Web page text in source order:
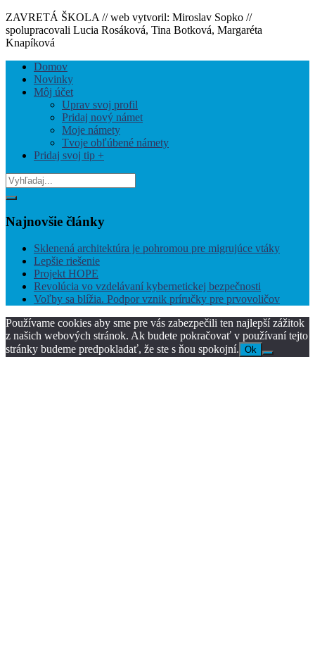
ZAVRETÁ ŠKOLA // web vytvoril: Miroslav Sopko //
spolupracovali Lucia Rosáková, Tina Botková, Margaréta
Knapíková
Blízkosti
Offcanvas
Domov
Novinky
Môj účet
Uprav svoj profil
Pridaj nový námet
Moje námety
Tvoje obľúbené námety
Pridaj svoj tip +
Vyhľadaj
z:
Vyhľadaj
Najnovšie články
Sklenená architektúra je pohromou pre migrujúce vtáky
Lepšie riešenie
Projekt HOPE
Revolúcia vo vzdelávaní kybernetickej bezpečnosti
Voľby sa blížia. Podpor vznik príručky pre prvovoličov
Používame cookies aby sme pre vás zabezpečili ten najlepší zážitok
z našich webových stránok. Ak budete pokračovať v používaní tejto
stránky budeme predpokladať, že ste s ňou spokojní. Ok